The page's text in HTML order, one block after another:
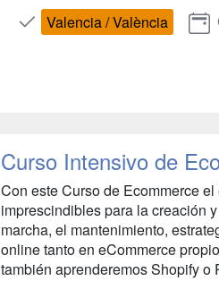
Valencia / València
Curso Intensivo de
Con este Curso de Ecommerce
imprescindibles para la creación
marcha, el mantenimiento,
online tanto en eCommerce
también aprenderemos Shopify o